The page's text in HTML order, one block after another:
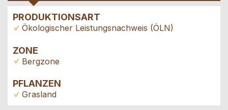
PRODUKTIONSART
Ökologischer Leistungsnachweis (ÖLN)
ZONE
Bergzone
PFLANZEN
Grasland